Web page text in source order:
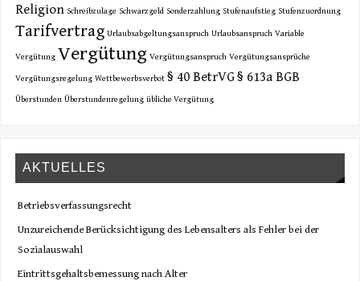
Religion Schreibzulage Schwarzgeld Sonderzahlung Stufenaufstieg Stufenzuordnung
Tarifvertrag Urlaubsabgeltungsanspruch Urlaubsanspruch Variable
Vergütung Vergütung Vergütungsanspruch Vergütungsansprüche
Vergütungsregelung Wettbewerbsverbot § 40 BetrVG§ 613a BGB
Überstunden Überstundenregelung übliche Vergütung
AKTUELLES
Betriebsverfassungsrecht
Unzureichende Berücksichtigung des Lebensalters als Fehler bei der
Sozialauswahl
Eintrittsgehaltsbemessung nach Alter